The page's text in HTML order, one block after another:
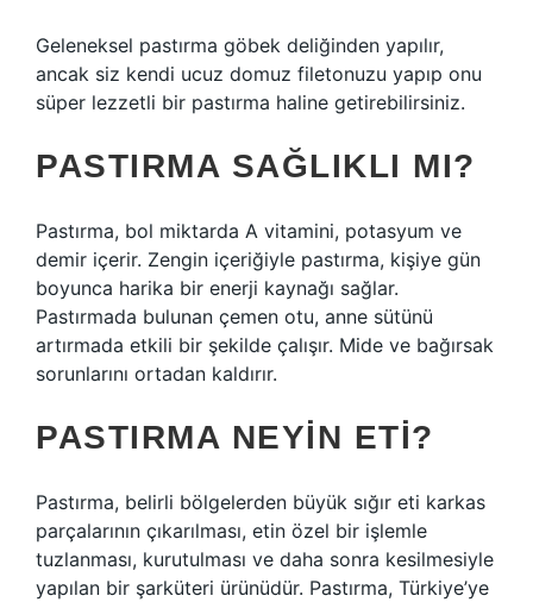
Geleneksel pastırma göbek deliğinden yapılır,
ancak siz kendi ucuz domuz filetonuzu yapıp onu
süper lezzetli bir pastırma haline getirebilirsiniz.
PASTIRMA SAĞLIKLI MI?
Pastırma, bol miktarda A vitamini, potasyum ve
demir içerir. Zengin içeriğiyle pastırma, kişiye gün
boyunca harika bir enerji kaynağı sağlar.
Pastırmada bulunan çemen otu, anne sütünü
artırmada etkili bir şekilde çalışır. Mide ve bağırsak
sorunlarını ortadan kaldırır.
PASTIRMA NEYIN ETI?
Pastırma, belirli bölgelerden büyük sığır eti karkas
parçalarının çıkarılması, etin özel bir işlemle
tuzlanması, kurutulması ve daha sonra kesilmesiyle
yapılan bir şarküteri ürünüdür. Pastırma, Türkiye’ye